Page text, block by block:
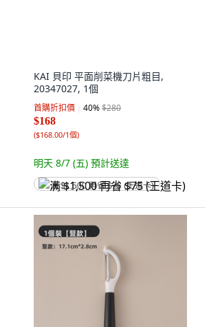
KAI 貝印 平面削菜機刀片粗目,
20347027, 1個
首購折扣價 40%$280
$168
($168.00/1個)
明天 8/7 (五) 預計送達
满 $1,500 再省 $75 (王道卡)